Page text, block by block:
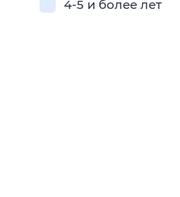
4-5 и более лет